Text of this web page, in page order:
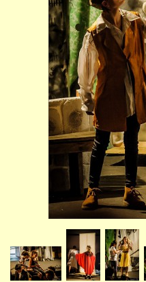
STUDIJNÍ OBORY
GALERIE
VIDEA - FILMOVÁ TVORBA
PEDAGOGICKÝ SBOR
DOKUMENTY / KE STAŽENÍ
KURZY